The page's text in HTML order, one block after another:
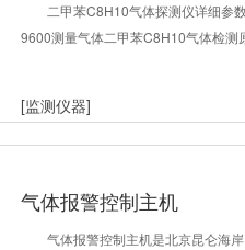
二甲苯C8H10气体探测仪详细参
9600测量气体二甲苯C8H10气体检测
[监测仪器]
气体报警控制主机
气体报警控制主机是北京昆仑海